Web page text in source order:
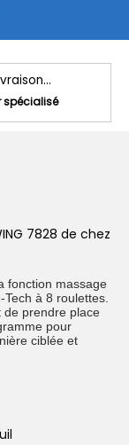
spécialisé
7828 de chez
fonction massage
à 8 roulettes.
de prendre place
pour
ciblée et